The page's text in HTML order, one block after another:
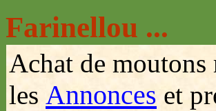
Farinellou ...
Achat de moutons
les Annonces et